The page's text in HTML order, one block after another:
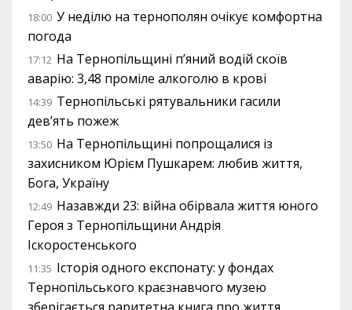
18:00 У неділю на тернополян очікує комфортна
погода
17:12 На Тернопільщині п’яний водій скоїв
аварію: 3,48 проміле алкоголю в крові
14:39 Тернопільські рятувальники гасили
дев’ять пожеж
13:50 На Тернопільщині попрощалися із
захисником Юрієм Пушкарем: любив життя,
Бога, Україну
12:49 Назавжди 23: війна обірвала життя юного
Героя з Тернопільщини Андрія
Іскоростенського
11:35 Історія одного експонату: у фондах
Тернопільського краєзнавчого музею
зберігається раритетна книга про життя